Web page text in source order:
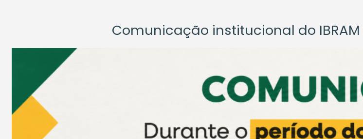
Comunicação institucional do